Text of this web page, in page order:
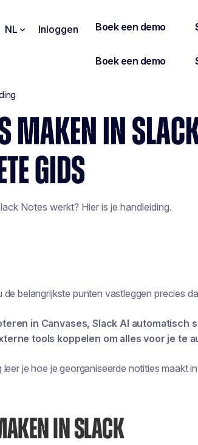
NL Inloggen
MAKEN IN
GIDS
Notes werkt? Hier is je handleiding.
de belangrijkste punten vastleggen precies
in Canvases, Slack AI automatisch
tools koppelen om alles voor je te
leer je hoe je georganiseerde notities maakt
IN SLACK